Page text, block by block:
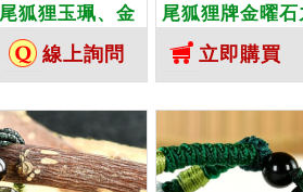
狐狸玉珮、金
）。金曜石九
製化訂做各種
項鍊。★附東
線上詢問
尾狐狸牌金曜
曜石九尾狐狸
狐狸，FX057
曜石狐狸吊墜
翡翠寶石保證卡
立即購買